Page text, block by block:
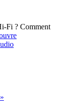
Comment